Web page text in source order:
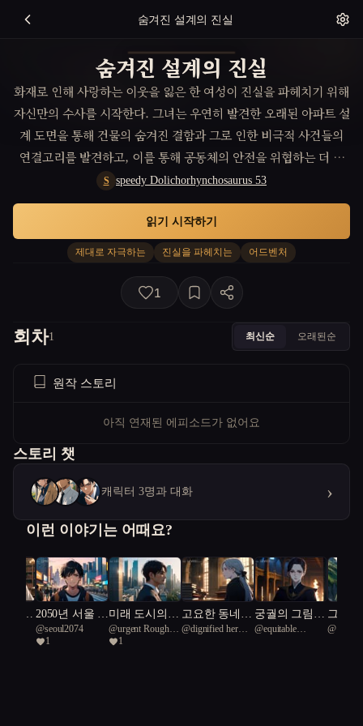
숨겨진 설계의 진실
숨겨진 설계의 진실
화재로 인해 사랑하는 이웃을 잃은 한 여성이 진실을 파헤치기 위해
자신만의 수사를 시작한다. 그녀는 우연히 발견한 오래된 아파트 설
계 도면을 통해 건물의 숨겨진 결함과 그로 인한 비극적 사건들의
연결고리를 발견하고, 이를 통해 공동체의 안전을 위협하는 더 큰
문제에 맞설 준비를 한다.
S speedy Dolichorhynchosaurus 53
제대로 자극하는 진실을 파헤치는 어드벤처
읽기 시작하기
1
회차1 최신순 오래된순
원작 스토리
아직 연재된 에피소드가 없어요
스토리 챗
캐릭터 3명과 대화 ›
이런 이야기는 어때요?
도서 2050년 서울 :
나는 누구인
가?
@seoul2074
1
미래 도시의
건축가: 자연
과 기술의 교
@urgent Rough
Green Snake 45
1
고요한 동네,
수수께끼 동아
@dignified hermit
궁궐의 그림자
에 첫사랑이
@equitable
그곳
@몽탄